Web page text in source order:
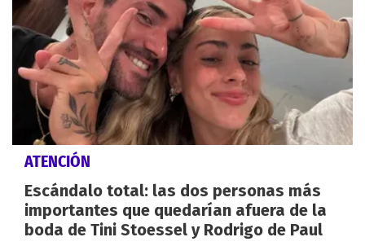
ATENCIÓN
Escándalo total: las dos personas más
importantes que quedarían afuera de la
boda de Tini Stoessel y Rodrigo de Paul